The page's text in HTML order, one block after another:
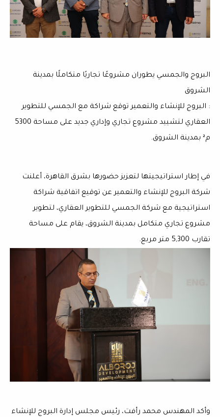
البروج والجمسي يطوران مشروعًا تجاريًا متكاملًا بمدينة
الشروق
: البروج للإنشاء والتعمير توقع شراكة مع الجمسي للتطوير
العقاري لتشييد مشروع تجاري وإداري جديد على مساحة 5300
م² بمدينة الشروق.
في إطار استراتيجيتها لتعزيز حضورها بشرق القاهرة، أعلنت
شركة البروج للإنشاء والتعمير عن توقيع اتفاقية شراكة
استراتيجية مع شركة الجمسي للتطوير العقاري، لتطوير
مشروع تجاري متكامل بمدينة الشروق، يقام على مساحة
تقارب 5,300 متر مربع.
وأكد المهندس محمد رأفت، رئيس مجلس إدارة البروج للإنشاء